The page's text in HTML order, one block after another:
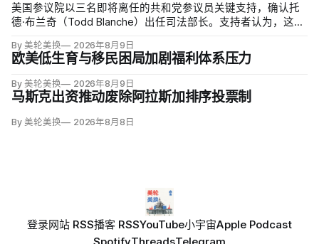
美国参议院以三名即将离任的共和党参议员关键支持，确认托
德·布兰奇（Todd Blanche）出任司法部长。支持者认为，这位
冲动；
By 美轮美换 2026年8月9日
欧美低生育与移民困局加剧福利体系压力
By 美轮美换 2026年8月9日
马斯克出资推动废除阿拉斯加排序投票制
By 美轮美换 2026年8月8日
登录网站 RSS播客 RSSYouTube小宇宙Apple Podcast